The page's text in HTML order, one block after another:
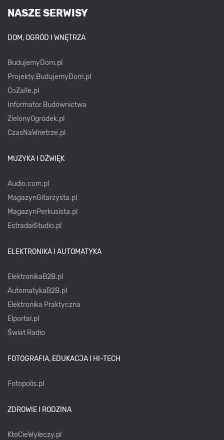
NASZE SERWISY
DOM, OGRÓD I WNĘTRZA
BudujemyDom.pl
Projekty.BudujemyDom.pl
CoZaIle.pl
Informator Budownictwa
ZielonyOgródek.pl
CzasNaWnetrze.pl
MUZYKA I DŹWIĘK
Audio.com.pl
MagazynGitarzysta.pl
MagazynPerkusista.pl
EstradaiStudio.pl
ELEKTRONIKA I AUTOMATYKA
ElektronikaB2B.pl
AutomatykaB2B.pl
Elektronika Praktyczna
Elportal.pl
Świat Radio
FOTOGRAFIA, EDUKACJA I HI-TECH
Fotopolis.pl
ZDROWIE I RODZINA
KtoCieWyleczy.pl